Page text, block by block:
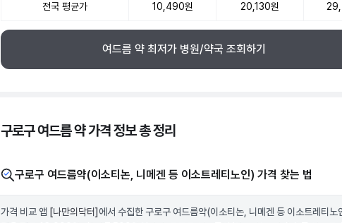
전국 평균가 10,490원 20,130원
여드름 약 최저가 병원/약국 조회하기
구로구 여드름 약 가격 정보 총 정리
구로구 여드름약(이소티논, 니메겐 등 이소트레티노인) 가격 찾는 법
가격 비교 앱 [나만의닥터] 에서 수집한 구로구 여드름약(이소티논, 니메겐 등 이소트레티노